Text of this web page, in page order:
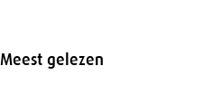
Meest gelezen